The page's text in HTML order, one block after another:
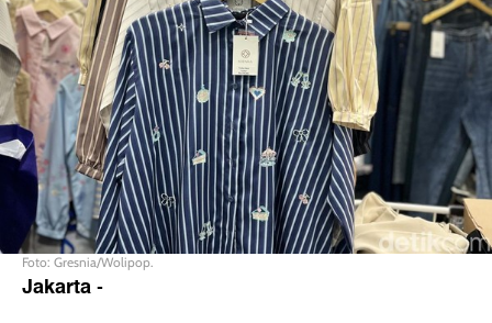
Foto: Gresnia/Wolipop.
Jakarta-